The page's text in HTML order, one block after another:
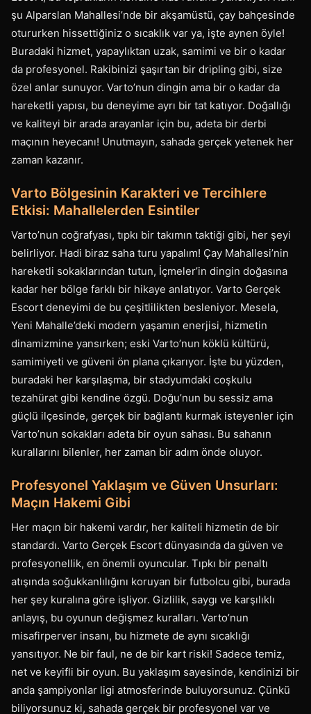
şu Alparslan Mahallesi’nde bir akşamüstü, çay bahçesinde
otururken hissettiğiniz o sıcaklık var ya, işte aynen öyle!
Buradaki hizmet, yapaylıktan uzak, samimi ve bir o kadar
da profesyonel. Rakibinizi şaşırtan bir dripling gibi, size
özel anlar sunuyor. Varto’nun dingin ama bir o kadar da
hareketli yapısı, bu deneyime ayrı bir tat katıyor. Doğallığı
ve kaliteyi bir arada arayanlar için bu, adeta bir derbi
maçının heyecanı! Unutmayın, sahada gerçek yetenek her
zaman kazanır.
Varto Bölgesinin Karakteri ve Tercihlere
Etkisi: Mahallelerden Esintiler
Varto’nun coğrafyası, tıpkı bir takımın taktiği gibi, her şeyi
belirliyor. Hadi biraz saha turu yapalım! Çay Mahallesi’nin
hareketli sokaklarından tutun, İçmeler’in dingin doğasına
kadar her bölge farklı bir hikaye anlatıyor. Varto Gerçek
Escort deneyimi de bu çeşitlilikten besleniyor. Mesela,
Yeni Mahalle’deki modern yaşamın enerjisi, hizmetin
dinamizmine yansırken; eski Varto’nun köklü kültürü,
samimiyeti ve güveni ön plana çıkarıyor. İşte bu yüzden,
buradaki her karşılaşma, bir stadyumdaki coşkulu
tezahürat gibi kendine özgü. Doğu’nun bu sessiz ama
güçlü ilçesinde, gerçek bir bağlantı kurmak isteyenler için
Varto’nun sokakları adeta bir oyun sahası. Bu sahanın
kurallarını bilenler, her zaman bir adım önde oluyor.
Profesyonel Yaklaşım ve Güven Unsurları:
Maçın Hakemi Gibi
Her maçın bir hakemi vardır, her kaliteli hizmetin de bir
standardı. Varto Gerçek Escort dünyasında da güven ve
profesyonellik, en önemli oyuncular. Tıpkı bir penaltı
atışında soğukkanlılığını koruyan bir futbolcu gibi, burada
her şey kuralına göre işliyor. Gizlilik, saygı ve karşılıklı
anlayış, bu oyunun değişmez kuralları. Varto’nun
misafirperver insanı, bu hizmete de aynı sıcaklığı
yansıtıyor. Ne bir faul, ne de bir kart riski! Sadece temiz,
net ve keyifli bir oyun. Bu yaklaşım sayesinde, kendinizi bir
anda şampiyonlar ligi atmosferinde buluyorsunuz. Çünkü
biliyorsunuz ki, sahada gerçek bir profesyonel var ve